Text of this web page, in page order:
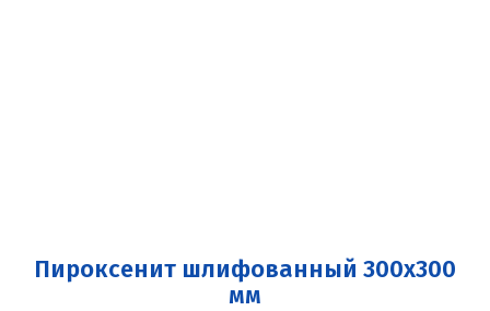
Пироксенит шлифованный 300x300
мм